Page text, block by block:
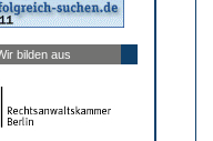
bilden aus